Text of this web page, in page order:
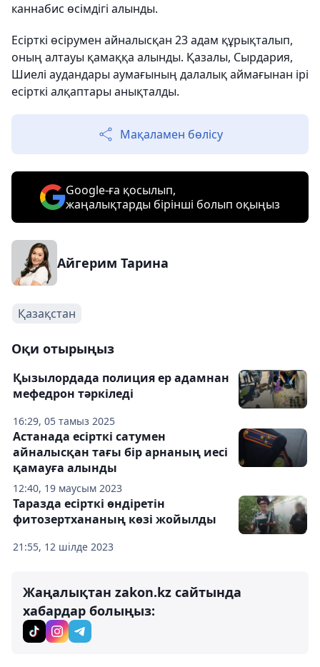
каннабис өсімдігі алынды.
Есірткі өсірумен айналысқан 23 адам құрықталып,
оның алтауы қамаққа алынды. Қазалы, Сырдария,
Шиелі аудандары аумағының далалық аймағынан ірі
есірткі алқаптары анықталды.
Мақаламен бөлісу
Google-ға қосылып,
жаңалықтарды бірінші болып оқыңыз
Айгерим Тарина
Қазақстан
Оқи отырыңыз
16:29, 05 тамыз 2025
Қызылордада полиция ер адамнан
мефедрон тәркіледі
12:40, 19 маусым 2023
Астанада есірткі сатумен
айналысқан тағы бір арнаның иесі
қамауға алынды
21:55, 12 шілде 2023
Таразда есірткі өндіретін
фитозертхананың көзі жойылды
Жаңалықтан zakon.kz сайтында
хабардар болыңыз: